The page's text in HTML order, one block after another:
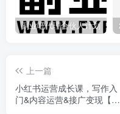
副业吧代理合伙人计划
上一篇
小红书运营成长课，写作入
门&内容运营&接广变现【文